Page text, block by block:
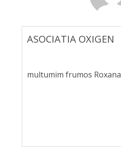
ASOCIATIA OXIGEN
multumim frumos Roxana